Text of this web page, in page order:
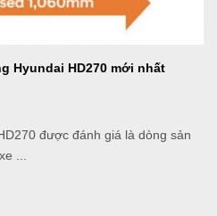
Hyundai HD270 mới nhất
được đánh giá là dòng sản
...